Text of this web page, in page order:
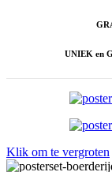
UNIEK en
Klik om te vergroten